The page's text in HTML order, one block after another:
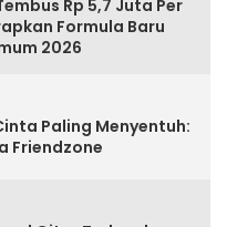
Rp 5,7 Juta Per
Formula Baru
2026
Paling Menyentuh:
Friendzone